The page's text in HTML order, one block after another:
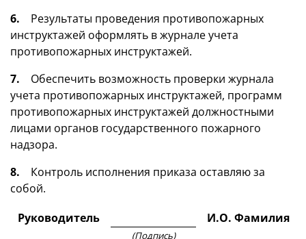
6. Результаты проведения противопожарных
инструктажей оформлять в журнале учета
противопожарных инструктажей.
7. Обеспечить возможность проверки журнала
учета противопожарных инструктажей, программ
противопожарных инструктажей должностными
лицами органов государственного пожарного
надзора.
8. Контроль исполнения приказа оставляю за
собой.
Руководитель
И.О. Фамилия
(Подпись)